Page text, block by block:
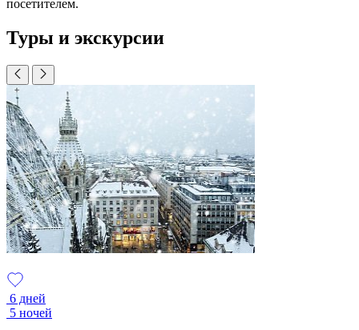
посетителем.
Туры и экскурсии
6 дней
5 ночей